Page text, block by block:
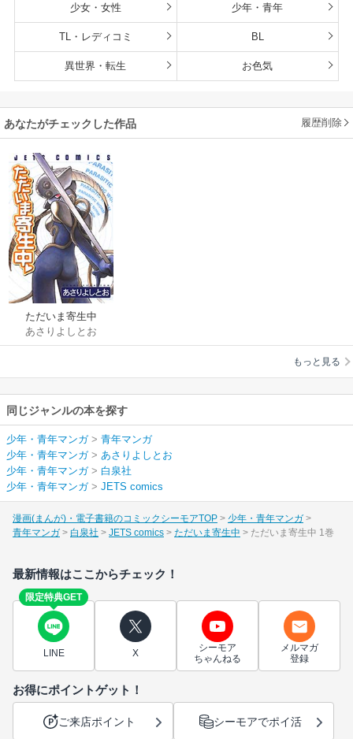
少女・女性 少年・青年
TL・レディコミ BL
異世界・転生 お色気
あなたがチェックした作品 履歴削除
ただいま寄生中
あさりよしとお
もっと見る
同じジャンルの本を探す
少年・青年マンガ> 青年マンガ
少年・青年マンガ> あさりよしとお
少年・青年マンガ> 白泉社
少年・青年マンガ> JETS comics
漫画(まんが)・電子書籍のコミックシーモアTOP
少年・青年マンガ
青年マンガ
白泉社 JETS comics ただいま寄生中 ただいま寄生中 1巻
最新情報はここからチェック！
限定特典GET
LINE X
シーモア
ちゃんねる
メルマガ
登録
お得にポイントゲット！
ご来店ポイント シーモアでポイ活